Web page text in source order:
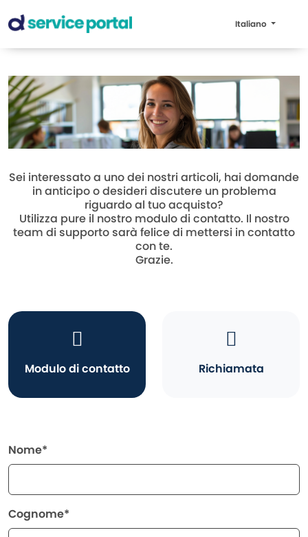
Italiano
Sei interessato a uno dei nostri articoli, hai domande
in anticipo o desideri discutere un problema
riguardo al tuo acquisto?
Utilizza pure il nostro modulo di contatto. Il nostro
team di supporto sarà felice di mettersi in contatto
con te.
Grazie.
Modulo di contatto Richiamata
Nome*
Cognome*